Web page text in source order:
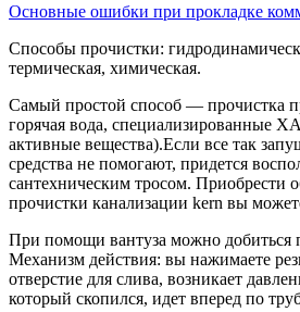
Основные ошибки при прокладке
Способы прочистки:
термическая, химическая.
Самый простой способ — прочистка
горячая вода, специализированные
активные вещества).Если все так
средства не помогают, придется
сантехническим тросом. Приобрести
прочистки канализации kern вы
При помощи вантуза можно добиться
Механизм действия: вы нажимаете
отверстие для слива, возникает
который скопился, идет вперед по